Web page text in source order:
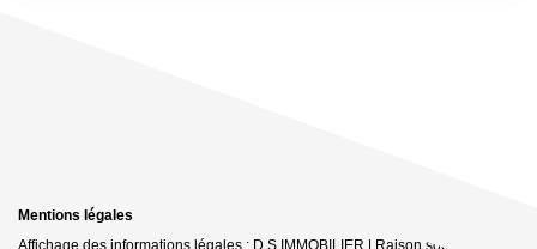
Mentions légales
Affichage des informations légales : D.S IMMOBILIER | Raison sociale : DS